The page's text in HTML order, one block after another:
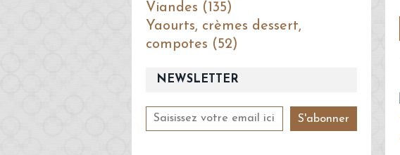
NEWSLETTER
Viandes (135)
Yaourts, crèmes dessert,
compotes (52)